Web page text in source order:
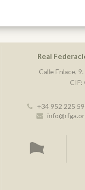
Real
Calle Enlace,
CIF:
+34 952 225